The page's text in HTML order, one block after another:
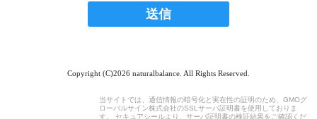
Copyright (C)2026 naturalbalance. All Rights Reserved.
当サイトでは、通信情報の暗号化と実在性の証明のため、GMOグ
ローバルサイン株式会社のSSLサーバ証明書を使用しておりま
す。 セキュアシールより、サーバ証明書の検証結果をご確認くだ